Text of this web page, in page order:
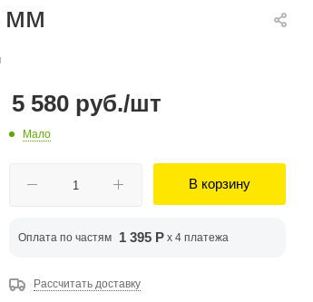
мм
5 580 руб./шт
Мало
В корзину
Оплата по частям 1 395 Р x 4 платежа
Рассчитать доставку